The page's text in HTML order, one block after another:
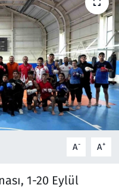
A- A+
1-20 Eylül